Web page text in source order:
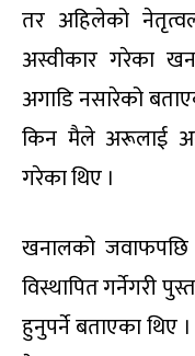
तर अहिलेको
अस्वीकार गरेका
अगाडि नसारेको
किन मैले अरूलाई
गरेका थिए ।